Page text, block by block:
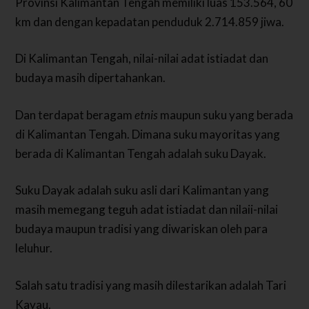
km dan dengan kepadatan penduduk 2.714.859 jiwa.
Di Kalimantan Tengah, nilai-nilai adat istiadat dan
budaya masih dipertahankan.
Dan terdapat beragam etnis maupun suku yang berada
di Kalimantan Tengah. Dimana suku mayoritas yang
berada di Kalimantan Tengah adalah suku Dayak.
Suku Dayak adalah suku asli dari Kalimantan yang
masih memegang teguh adat istiadat dan nilaii-nilai
budaya maupun tradisi yang diwariskan oleh para
leluhur.
Salah satu tradisi yang masih dilestarikan adalah Tari
Kayau.